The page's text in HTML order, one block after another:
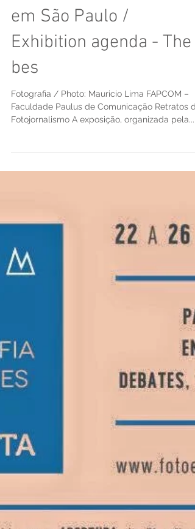
Agenda de exposições -
O melhor da fotografia
em São Paulo /
Exhibition agenda - The
bes